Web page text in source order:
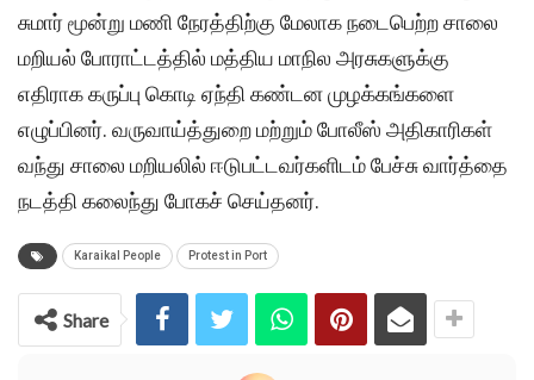
சுமார் மூன்று மணி நேரத்திற்கு மேலாக நடைபெற்ற சாலை
மறியல் போராட்டத்தில் மத்திய மாநில அரசுகளுக்கு
எதிராக கருப்பு கொடி ஏந்தி கண்டன முழக்கங்களை
எழுப்பினர். வருவாய்த்துறை மற்றும் போலீஸ் அதிகாரிகள்
வந்து சாலை மறியலில் ஈடுபட்டவர்களிடம் பேச்சு வார்த்தை
நடத்தி கலைந்து போகச் செய்தனர்.
Karaikal People Protest in Port
Share